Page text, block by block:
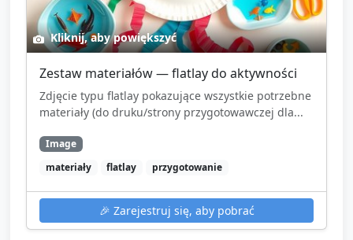
Kliknij, aby powiększyć
Zestaw materiałów — flatlay do aktywności
Zdjęcie typu flatlay pokazujące wszystkie potrzebne
materiały (do druku/strony przygotowawczej dla...
Image
materiały
flatlay przygotowanie
🎉 Zarejestruj się, aby pobrać